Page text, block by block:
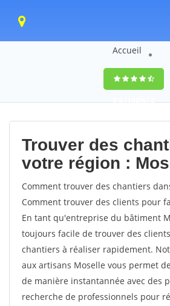
Accueil
9,5(100%)0
votes
Trouver des
votre région :
Comment trouver des chantiers
Comment trouver des clients pour
En tant qu'entreprise du bâtiment
toujours facile de trouver des
chantiers à réaliser rapidement.
aux artisans Moselle vous permet
de manière instantannée avec des
recherche de professionnels pour